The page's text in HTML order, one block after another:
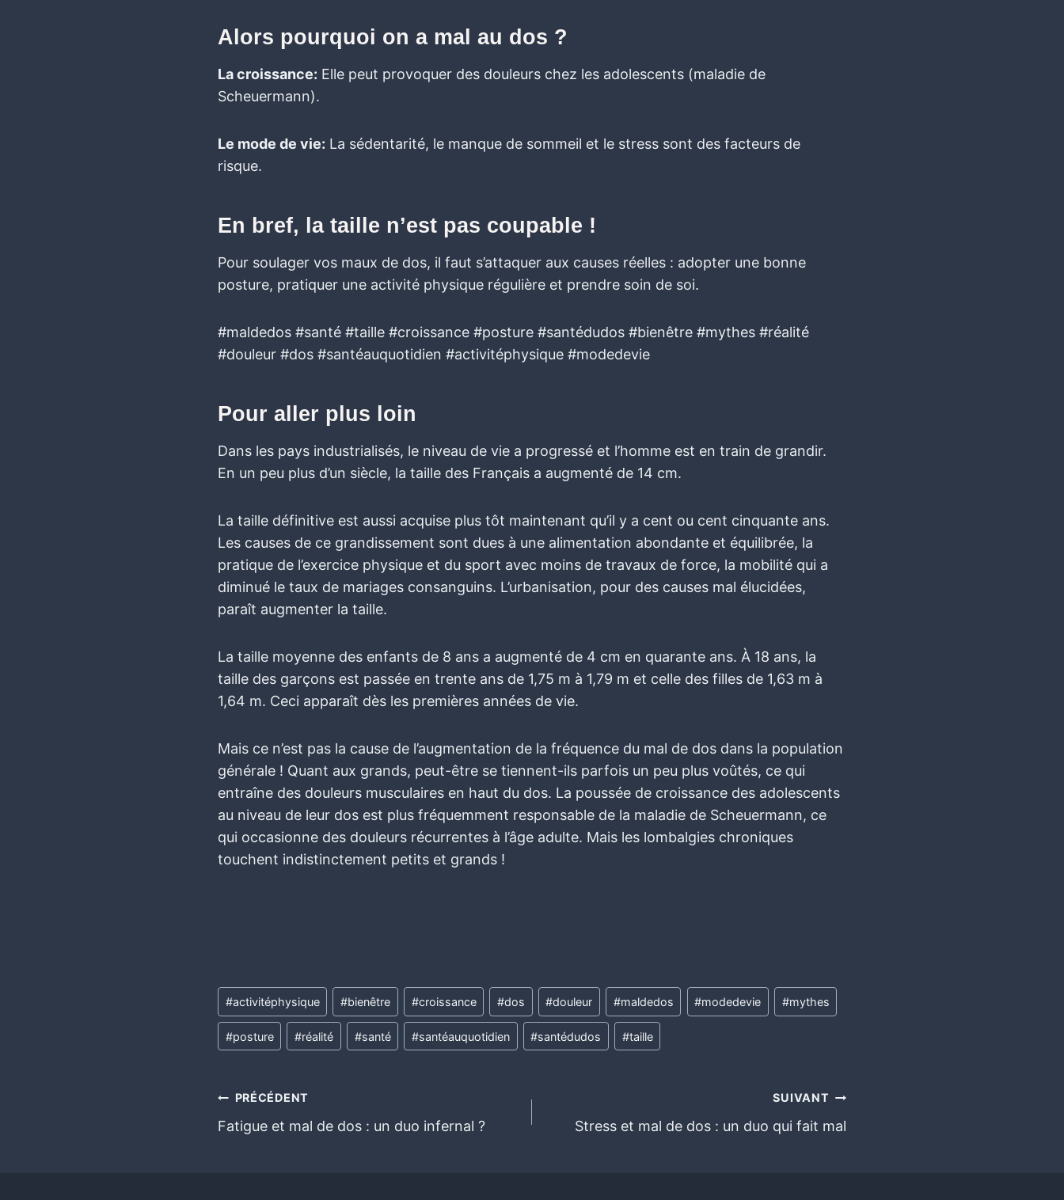
Alors pourquoi on a mal au dos ?
La croissance: Elle peut provoquer des douleurs chez les adolescents (maladie de
Scheuermann).
Le mode de vie: La sédentarité, le manque de sommeil et le stress sont des facteurs de
risque.
En bref, la taille n’est pas coupable !
Pour soulager vos maux de dos, il faut s’attaquer aux causes réelles : adopter une bonne
posture, pratiquer une activité physique régulière et prendre soin de soi.
#maldedos #santé #taille #croissance #posture #santédudos #bienêtre #mythes #réalité
#douleur #dos #santéauquotidien #activitéphysique #modedevie
Pour aller plus loin
Dans les pays industrialisés, le niveau de vie a progressé et l’homme est en train de grandir.
En un peu plus d’un siècle, la taille des Français a augmenté de 14 cm.
La taille définitive est aussi acquise plus tôt maintenant qu’il y a cent ou cent cinquante ans.
Les causes de ce grandissement sont dues à une alimentation abondante et équilibrée, la
pratique de l’exercice physique et du sport avec moins de travaux de force, la mobilité qui a
diminué le taux de mariages consanguins. L’urbanisation, pour des causes mal élucidées,
paraît augmenter la taille.
La taille moyenne des enfants de 8 ans a augmenté de 4 cm en quarante ans. À 18 ans, la
taille des garçons est passée en trente ans de 1,75 m à 1,79 m et celle des filles de 1,63 m à
1,64 m. Ceci apparaît dès les premières années de vie.
Mais ce n’est pas la cause de l’augmentation de la fréquence du mal de dos dans la population
générale ! Quant aux grands, peut-être se tiennent-ils parfois un peu plus voûtés, ce qui
entraîne des douleurs musculaires en haut du dos. La poussée de croissance des adolescents
au niveau de leur dos est plus fréquemment responsable de la maladie de Scheuermann, ce
qui occasionne des douleurs récurrentes à l’âge adulte. Mais les lombalgies chroniques
touchent indistinctement petits et grands !
#activitéphysique #bienêtre #croissance #dos #douleur #maldedos #modedevie #mythes
#posture #réalité #santé #santéauquotidien #santédudos #taille
PRÉCÉDENT
Fatigue et mal de dos : un duo infernal ?
SUIVANT
Stress et mal de dos : un duo qui fait mal